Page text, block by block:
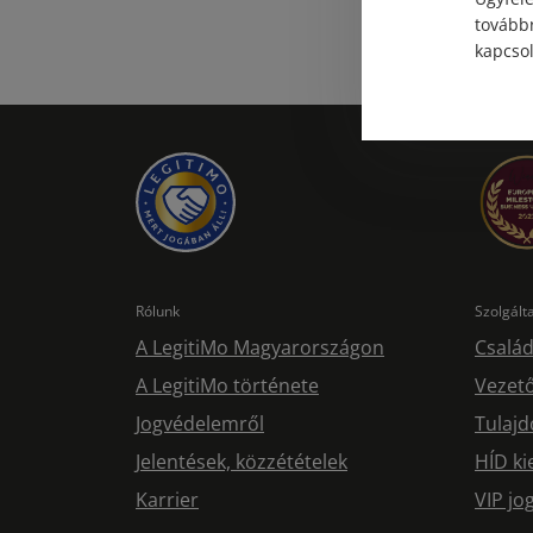
Rólunk
A LegitiMo Magyarországon
A LegitiMo története
Jogvédelemről
Jelentések, közzétételek
Karrier
HÍD
VIP